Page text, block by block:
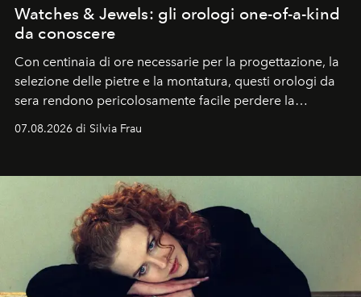
Watches & Jewels: gli orologi one-of-a-kind
da conoscere
Con centinaia di ore necessarie per la progettazione, la
selezione delle pietre e la montatura, questi orologi da
sera rendono pericolosamente facile perdere la
07.08.2026 di Silvia Frau